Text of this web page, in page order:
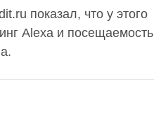
показал, что у этого
Alexa и посещаемость